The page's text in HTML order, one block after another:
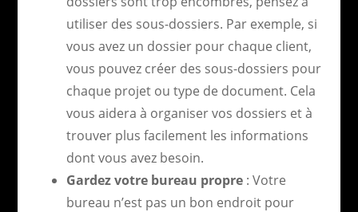
utiliser des sous-dossiers. Par exemple, si
vous avez un dossier pour chaque client,
vous pouvez créer des sous-dossiers pour
chaque projet ou type de document. Cela
vous aidera à organiser vos dossiers et à
trouver plus facilement les informations
dont vous avez besoin.
Gardez votre bureau propre: Votre
bureau n’est pas un bon endroit pour